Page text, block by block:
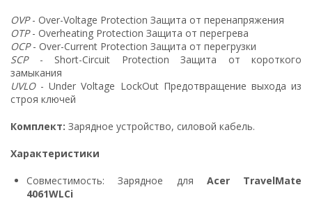
OVP- Over-Voltage Protection Защита от перенапряжения
OTP- Overheating Protection Защита от перегрева
OCP- Over-Current Protection Защита от перегрузки
SCP- Short-Circuit Protection Защита от короткого
замыкания
UVLO- Under Voltage LockOut Предотвращение выхода из
строя ключей
Комплект: Зарядное устройство, силовой кабель.
Характеристики
Совместимость: Зарядное для Acer TravelMate
4061WLCi